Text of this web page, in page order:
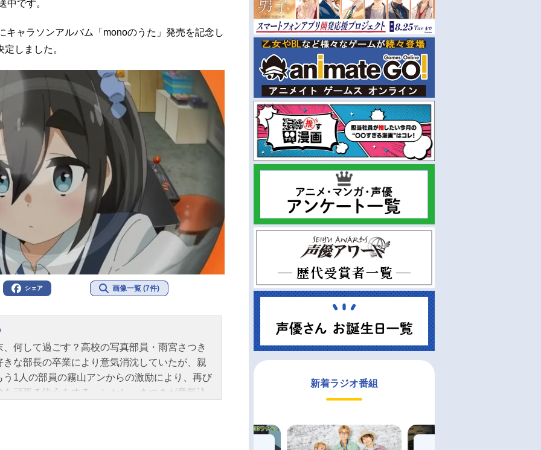
中です。
キャラソンアルバム「monoのうた」発売を記念し
しました。
シェア 画像一覧 (7件)
、何して過ごす？高校の写真部員・雨宮さつき
きな部長の卒業により意気消沈していたが、親
う1人の部員の霧山アンからの激励により、再び
を頑張る決心をする。しかし、さつきが意気込
新着ラジオ番組